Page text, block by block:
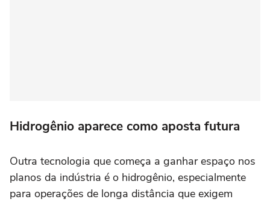
Hidrogênio aparece como aposta futura
Outra tecnologia que começa a ganhar espaço nos
planos da indústria é o hidrogênio, especialmente
para operações de longa distância que exigem